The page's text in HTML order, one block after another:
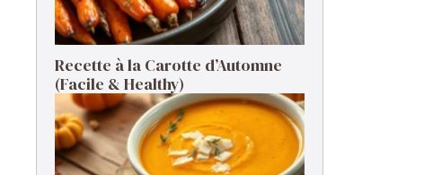
Recette à la Carotte d’Automne
(Facile & Healthy)